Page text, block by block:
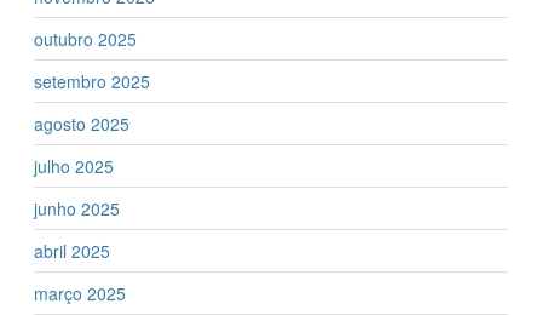
outubro 2025
setembro 2025
agosto 2025
julho 2025
junho 2025
abril 2025
março 2025